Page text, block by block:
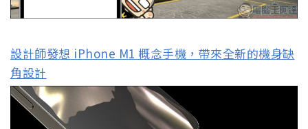
設計師發想 iPhone M1 概念手機，帶來全新的機身缺
角設計